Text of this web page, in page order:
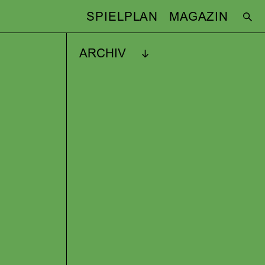
SPIELPLAN MAGAZIN
ARCHIV